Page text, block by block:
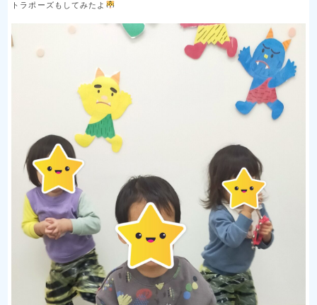
トラポーズもしてみたよ